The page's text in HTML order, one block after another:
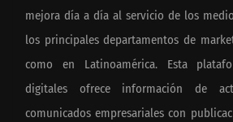
mejora día a día al servicio de los
los principales departamentos de
como en Latinoamérica. Esta
digitales ofrece información de
comunicados empresariales con